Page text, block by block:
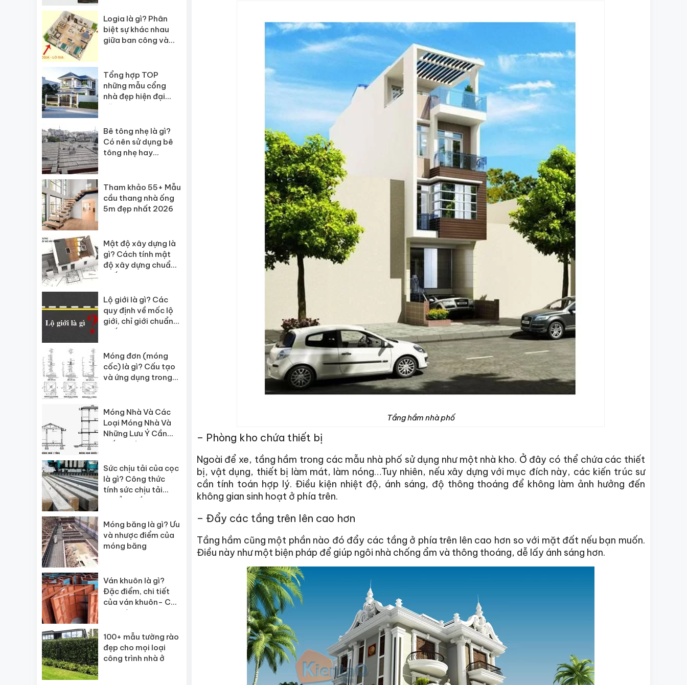
Tầng hầm nhà phố
– Phòng kho chứa thiết bị
Ngoài để xe, tầng hầm trong các mẫu nhà phố sử dụng như một nhà kho. Ở đây có thể chứa các thiết
bị, vật dụng, thiết bị làm mát, làm nóng…Tuy nhiên, nếu xây dựng với mục đích này, các kiến trúc sư
cần tính toán hợp lý. Điều kiện nhiệt độ, ánh sáng, độ thông thoáng để không làm ảnh hưởng đến
không gian sinh hoạt ở phía trên.
– Đẩy các tầng trên lên cao hơn
Tầng hầm cũng một phần nào đó đẩy các tầng ở phía trên lên cao hơn so với mặt đất nếu bạn muốn.
Điều này như một biện pháp để giúp ngôi nhà chống ẩm và thông thoáng, dễ lấy ánh sáng hơn.
Logia là gì? Phân
biệt sự khác nhau
giữa ban công và
Tổng hợp TOP
những mẫu cổng
nhà đẹp hiện đại
năm 2026
Bê tông nhẹ là gì?
Có nên sử dụng bê
tông nhẹ hay
Tham khảo 55+ Mẫu
cầu thang nhà ống
5m đẹp nhất 2026
Mật độ xây dựng là
gì? Cách tính mật
độ xây dựng chuẩn
nhất
Lộ giới là gì? Các
quy định về mốc lộ
giới, chỉ giới chuẩn
nhất
Móng đơn (móng
cốc) là gì? Cấu tạo
và ứng dụng trong
Móng Nhà Và Các
Loại Móng Nhà Và
Những Lưu Ý Cần
Biết Trước
Sức chịu tải của cọc
là gì? Công thức
tính sức chịu tải
chuẩn nhất
Móng băng là gì? Ưu
và nhược điểm của
móng băng
Ván khuôn là gì?
Đặc điểm, chi tiết
của ván khuôn- Các
loại ván?
100+ mẫu tường rào
đẹp cho mọi loại
công trình nhà ở